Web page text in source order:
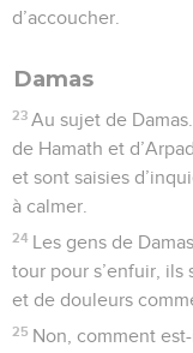
d’accoucher.
Damas
23 Au sujet de
de Hamath et
et sont saisies
à calmer.
24 Les gens de
tour pour s’enfuir, ils
et de douleurs
25 Non, comment